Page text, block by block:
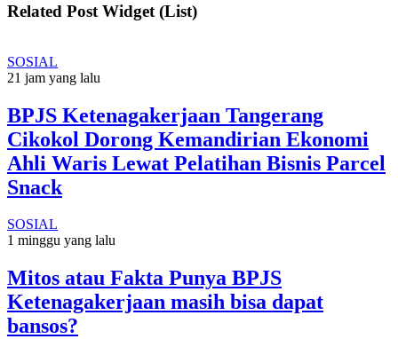
Related Post Widget (List)
SOSIAL
21 jam yang lalu
BPJS Ketenagakerjaan Tangerang
Cikokol Dorong Kemandirian Ekonomi
Ahli Waris Lewat Pelatihan Bisnis Parcel
Snack
SOSIAL
1 minggu yang lalu
Mitos atau Fakta Punya BPJS
Ketenagakerjaan masih bisa dapat
bansos?